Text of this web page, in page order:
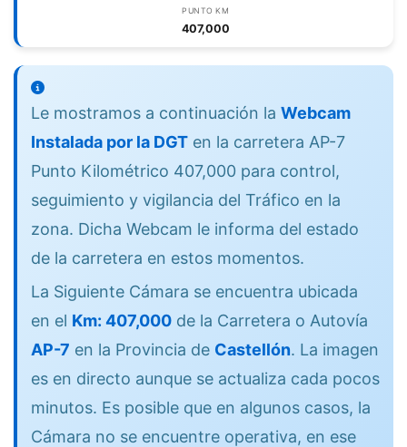
PUNTO KM
407,000
Le mostramos a continuación la Webcam
Instalada por la DGT en la carretera AP-7
Punto Kilométrico 407,000 para control,
seguimiento y vigilancia del Tráfico en la
zona. Dicha Webcam le informa del estado
de la carretera en estos momentos.
La Siguiente Cámara se encuentra ubicada
en el Km: 407,000 de la Carretera o Autovía
AP-7 en la Provincia de Castellón. La imagen
es en directo aunque se actualiza cada pocos
minutos. Es posible que en algunos casos, la
Cámara no se encuentre operativa, en ese